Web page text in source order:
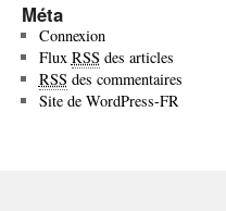
Méta
Connexion
Flux RSS des articles
RSS des commentaires
Site de WordPress-FR